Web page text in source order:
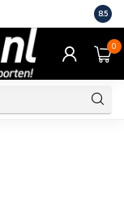
Eigen
8.5
0